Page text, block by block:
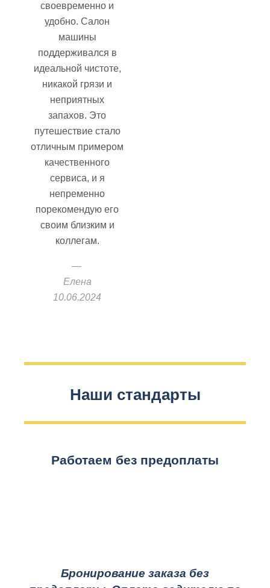
своевременно и
удобно. Салон
машины
поддерживался в
идеальной чистоте,
никакой грязи и
неприятных
запахов. Это
путешествие стало
отличным примером
качественного
сервиса, и я
непременно
порекомендую его
своим близким и
коллегам.
Елена
10.06.2024
Наши стандарты
Работаем без предоплаты
Бронирование заказа без